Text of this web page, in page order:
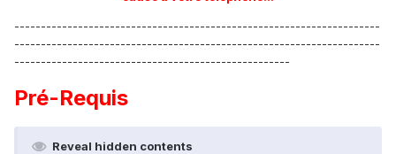
---------------------------------------------------------------------
---------------------------------------------------------------------
----------------------------------------------------
Pré-Requis
Reveal hidden contents